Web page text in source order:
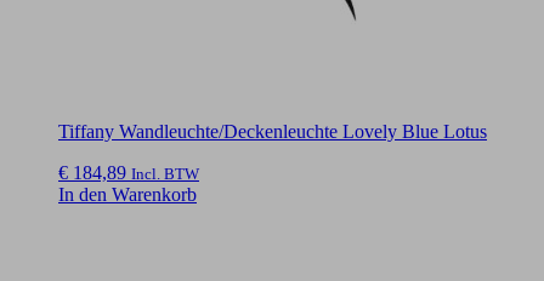
Tiffany Wandleuchte/Deckenleuchte Lovely Blue Lotus
€ 184,89 Incl. BTW
In den Warenkorb